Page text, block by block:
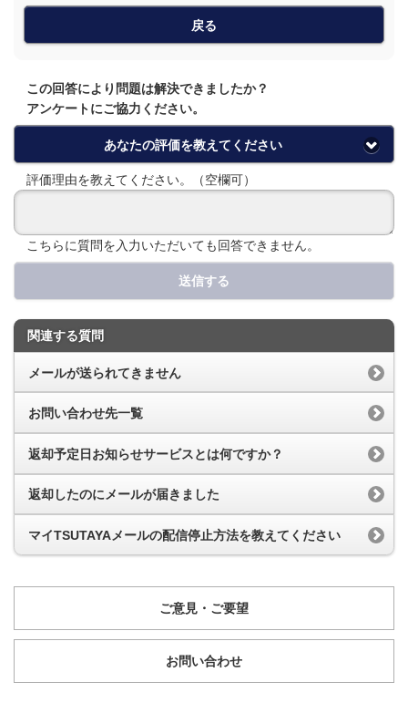
戻る
この回答により問題は解決できましたか？
アンケートにご協力ください。
あなたの評価を教えてください
評価理由を教えてください。（空欄可）
こちらに質問を入力いただいても回答できません。
送信する
関連する質問
メールが送られてきません
お問い合わせ先一覧
返却予定日お知らせサービスとは何ですか？
返却したのにメールが届きました
マイTSUTAYAメールの配信停止方法を教えてください
ご意見・ご要望
お問い合わせ